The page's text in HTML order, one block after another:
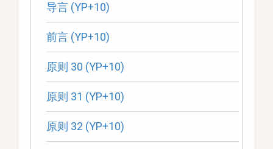
导言 (YP+10)
前言 (YP+10)
原则 30 (YP+10)
原则 31 (YP+10)
原则 32 (YP+10)